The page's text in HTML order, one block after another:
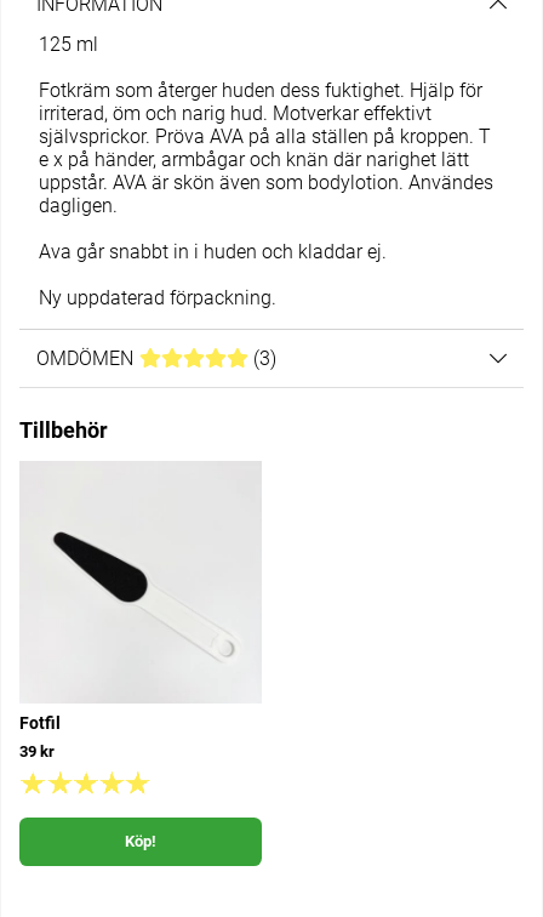
125 ml
Fotkräm som återger huden dess fuktighet. Hjälp för
irriterad, öm och narig hud. Motverkar effektivt
självsprickor. Pröva AVA på alla ställen på kroppen. T
e x på händer, armbågar och knän där narighet lätt
uppstår. AVA är skön även som bodylotion. Användes
dagligen.
Ava går snabbt in i huden och kladdar ej.
Ny uppdaterad förpackning.
OMDÖMEN MEDELBETYG 5 AV 5 ANTAL BETYG 3
(3)
Tillbehör
Fotfil
39 kr
Köp!